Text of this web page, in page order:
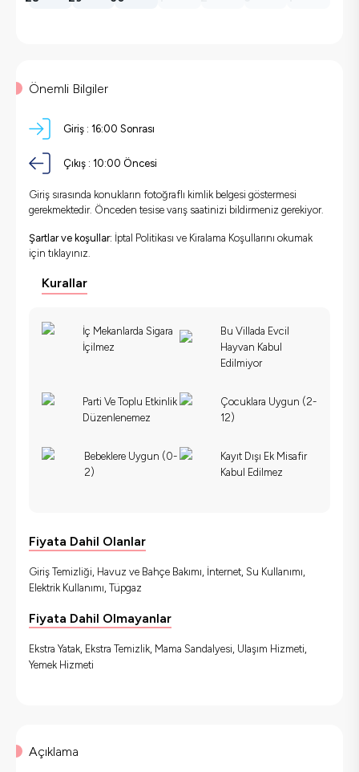
Önemli Bilgiler
Giriş : 16:00 Sonrası
Çıkış : 10:00 Öncesi
Giriş sırasında konukların fotoğraflı kimlik belgesi göstermesi
gerekmektedir. Önceden tesise varış saatinizi bildirmeniz gerekiyor.
Şartlar ve koşullar: İptal Politikası ve Kiralama Koşullarını okumak
için tıklayınız.
Kurallar
İç Mekanlarda Sigara
İçilmez
Bu Villada Evcil
Hayvan Kabul
Edilmiyor
Parti Ve Toplu Etkinlik
Düzenlenemez
Çocuklara Uygun (2-
12)
Bebeklere Uygun (0-
2)
Kayıt Dışı Ek Misafir
Kabul Edilmez
Fiyata Dahil Olanlar
Giriş Temizliği, Havuz ve Bahçe Bakımı, İnternet, Su Kullanımı,
Elektrik Kullanımı, Tüpgaz
Fiyata Dahil Olmayanlar
Ekstra Yatak, Ekstra Temizlik, Mama Sandalyesi, Ulaşım Hizmeti,
Yemek Hizmeti
Açıklama